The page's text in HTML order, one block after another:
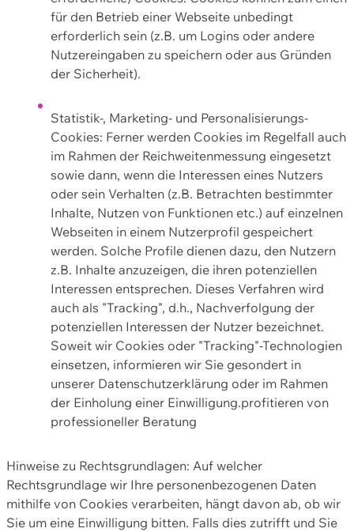
für den Betrieb einer Webseite unbedingt
erforderlich sein (z.B. um Logins oder andere
Nutzereingaben zu speichern oder aus Gründen
der Sicherheit).
Statistik-, Marketing- und Personalisierungs-
Cookies: Ferner werden Cookies im Regelfall auch
im Rahmen der Reichweitenmessung eingesetzt
sowie dann, wenn die Interessen eines Nutzers
oder sein Verhalten (z.B. Betrachten bestimmter
Inhalte, Nutzen von Funktionen etc.) auf einzelnen
Webseiten in einem Nutzerprofil gespeichert
werden. Solche Profile dienen dazu, den Nutzern
z.B. Inhalte anzuzeigen, die ihren potenziellen
Interessen entsprechen. Dieses Verfahren wird
auch als "Tracking", d.h., Nachverfolgung der
potenziellen Interessen der Nutzer bezeichnet.
Soweit wir Cookies oder "Tracking"-Technologien
einsetzen, informieren wir Sie gesondert in
unserer Datenschutzerklärung oder im Rahmen
der Einholung einer Einwilligung.profitieren von
professioneller Beratung
Hinweise zu Rechtsgrundlagen: Auf welcher
Rechtsgrundlage wir Ihre personenbezogenen Daten
mithilfe von Cookies verarbeiten, hängt davon ab, ob wir
Sie um eine Einwilligung bitten. Falls dies zutrifft und Sie